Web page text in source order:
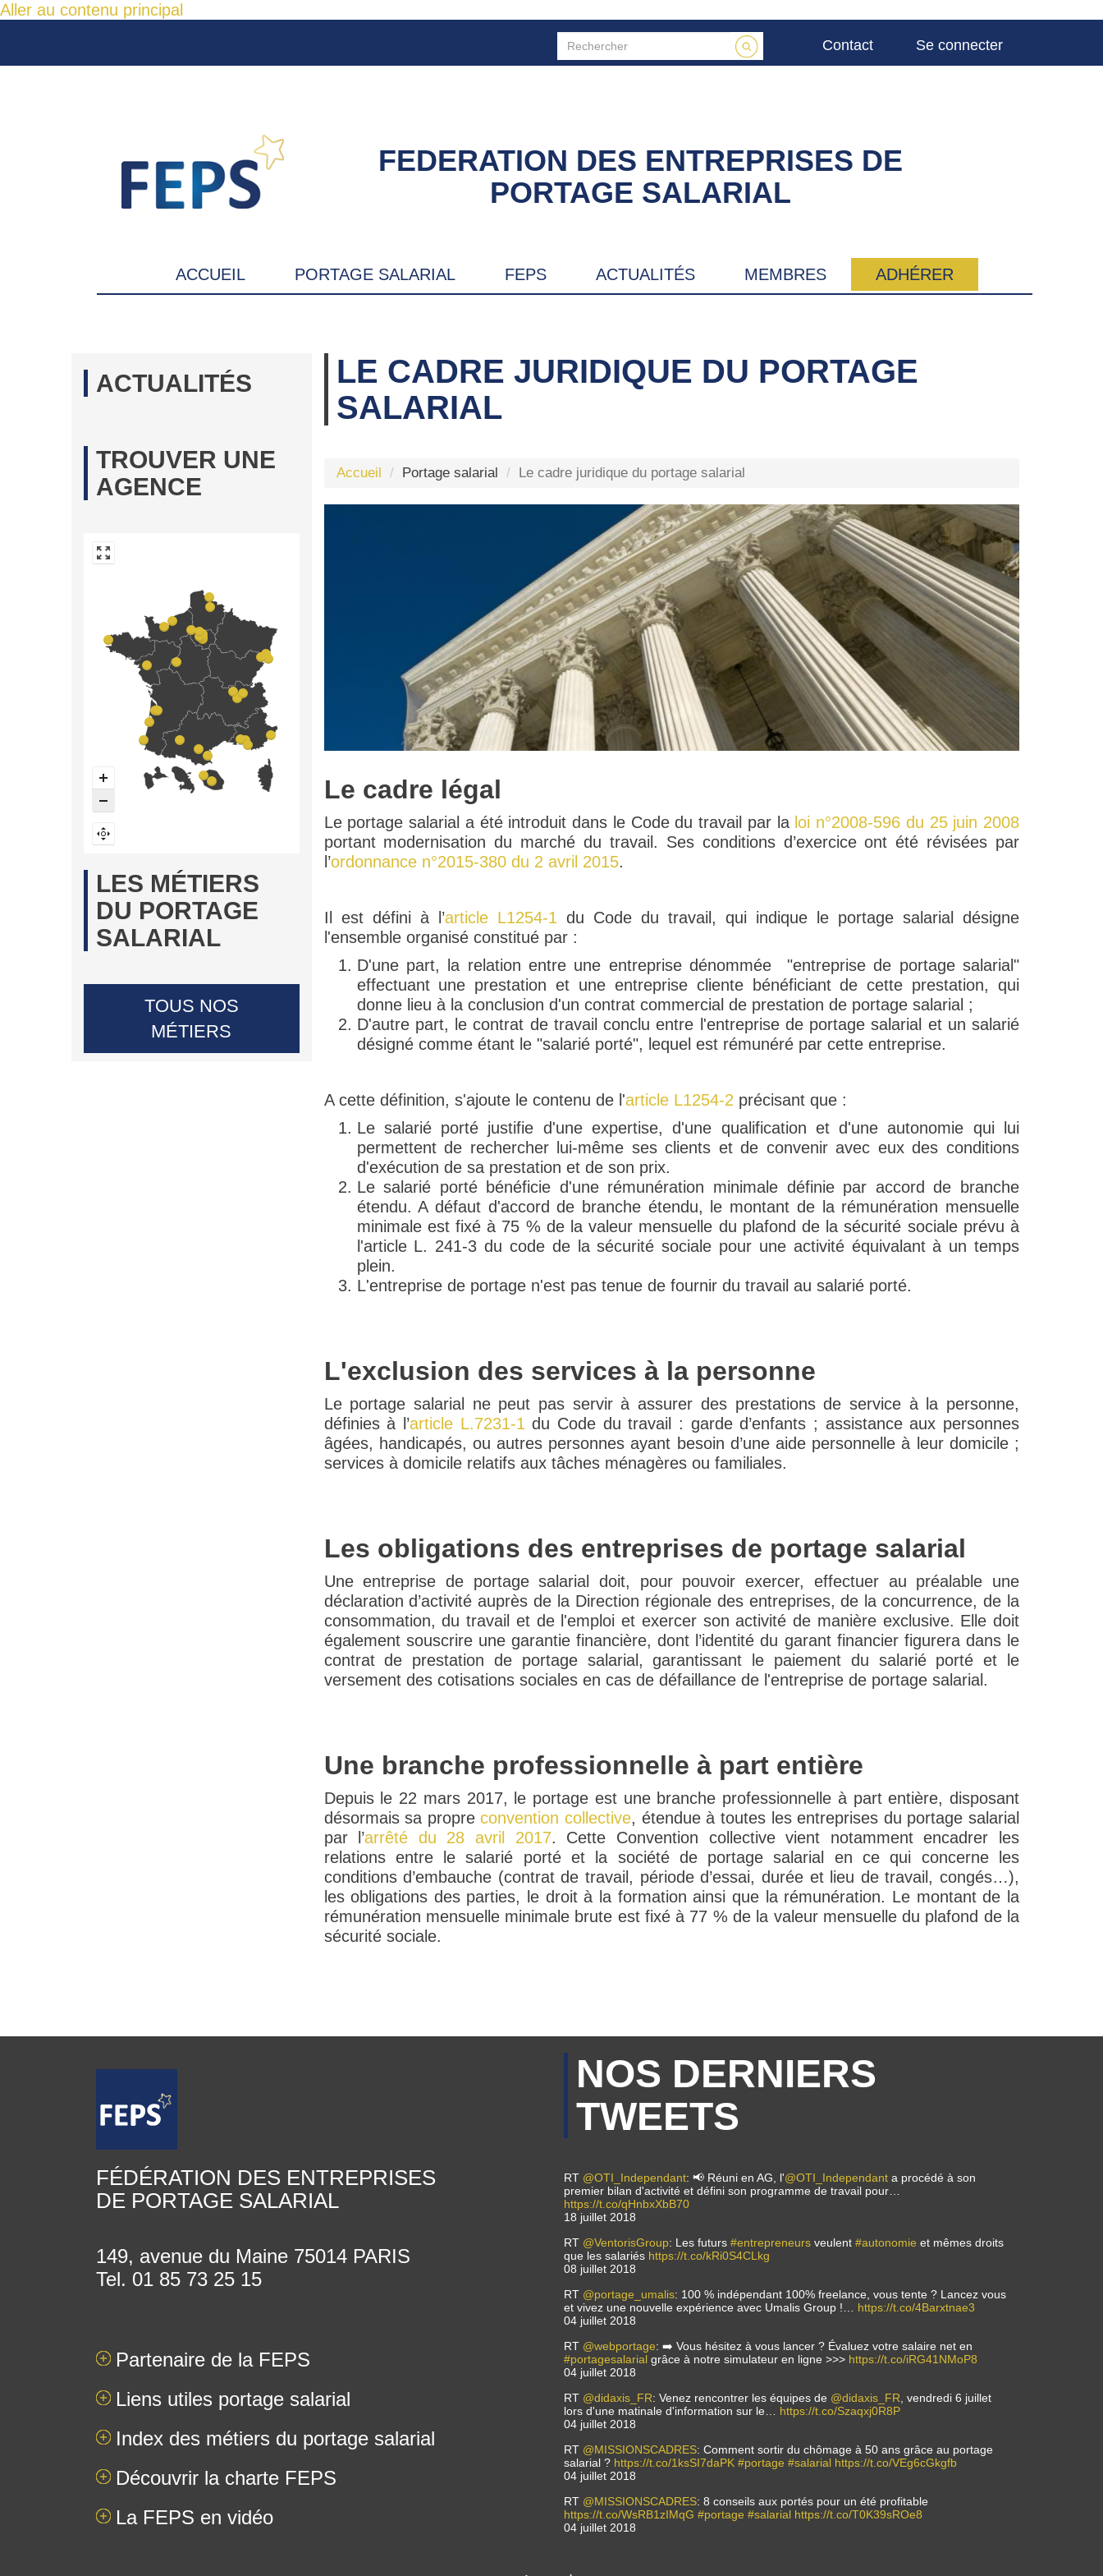
Aller au contenu principal
Contact Se connecter
FEDERATION DES ENTREPRISES DE
PORTAGE SALARIAL
ACCUEIL PORTAGE SALARIAL FEPS ACTUALITÉS MEMBRES ADHÉRER
LE CADRE JURIDIQUE DU PORTAGE
SALARIAL
Accueil Portage salarial Le cadre juridique du portage salarial
Le cadre légal
Le portage salarial a été introduit dans le Code du travail par la loi n°2008-596 du 25 juin 2008
portant modernisation du marché du travail. Ses conditions d’exercice ont été révisées par
l’ordonnance n°2015-380 du 2 avril 2015.
Il est défini à l’article L1254-1 du Code du travail, qui indique le portage salarial désigne
l'ensemble organisé constitué par :
D'une part, la relation entre une entreprise dénommée "entreprise de portage salarial"
effectuant une prestation et une entreprise cliente bénéficiant de cette prestation, qui
donne lieu à la conclusion d'un contrat commercial de prestation de portage salarial ;
D'autre part, le contrat de travail conclu entre l'entreprise de portage salarial et un salarié
désigné comme étant le "salarié porté", lequel est rémunéré par cette entreprise.
A cette définition, s'ajoute le contenu de l'article L1254-2 précisant que :
Le salarié porté justifie d'une expertise, d'une qualification et d'une autonomie qui lui
permettent de rechercher lui-même ses clients et de convenir avec eux des conditions
d'exécution de sa prestation et de son prix.
Le salarié porté bénéficie d'une rémunération minimale définie par accord de branche
étendu. A défaut d'accord de branche étendu, le montant de la rémunération mensuelle
minimale est fixé à 75 % de la valeur mensuelle du plafond de la sécurité sociale prévu à
l'article L. 241-3 du code de la sécurité sociale pour une activité équivalant à un temps
plein.
L'entreprise de portage n'est pas tenue de fournir du travail au salarié porté.
L'exclusion des services à la personne
Le portage salarial ne peut pas servir à assurer des prestations de service à la personne,
définies à l’article L.7231-1 du Code du travail : garde d’enfants ; assistance aux personnes
âgées, handicapés, ou autres personnes ayant besoin d’une aide personnelle à leur domicile ;
services à domicile relatifs aux tâches ménagères ou familiales.
Les obligations des entreprises de portage salarial
Une entreprise de portage salarial doit, pour pouvoir exercer, effectuer au préalable une
déclaration d’activité auprès de la Direction régionale des entreprises, de la concurrence, de la
consommation, du travail et de l'emploi et exercer son activité de manière exclusive. Elle doit
également souscrire une garantie financière, dont l’identité du garant financier figurera dans le
contrat de prestation de portage salarial, garantissant le paiement du salarié porté et le
versement des cotisations sociales en cas de défaillance de l'entreprise de portage salarial.
Une branche professionnelle à part entière
Depuis le 22 mars 2017, le portage est une branche professionnelle à part entière, disposant
désormais sa propreconvention collective, étendue à toutes les entreprises du portage salarial
par l’arrêté du 28 avril 2017. Cette Convention collective vient notamment encadrer les
relations entre le salarié porté et la société de portage salarial en ce qui concerne les
conditions d’embauche (contrat de travail, période d’essai, durée et lieu de travail, congés…),
les obligations des parties, le droit à la formation ainsi que la rémunération. Le montant de la
rémunération mensuelle minimale brute est fixé à 77 % de la valeur mensuelle du plafond de la
sécurité sociale.
ACTUALITÉS
TROUVER UNE
AGENCE
LES MÉTIERS
DU PORTAGE
SALARIAL
TOUS NOS
MÉTIERS
FÉDÉRATION DES ENTREPRISES
DE PORTAGE SALARIAL
149, avenue du Maine 75014 PARIS
Tel. 01 85 73 25 15
Partenaire de la FEPS
Liens utiles portage salarial
Index des métiers du portage salarial
Découvrir la charte FEPS
La FEPS en vidéo
NOS DERNIERS
TWEETS
RT @OTI_Independant: 📢 Réuni en AG, l'@OTI_Independant a procédé à son
premier bilan d'activité et défini son programme de travail pour…
https://t.co/qHnbxXbB70
18 juillet 2018
RT @VentorisGroup: Les futurs #entrepreneurs veulent #autonomie et mêmes droits
que les salariés https://t.co/kRi0S4CLkg
08 juillet 2018
RT @portage_umalis: 100 % indépendant 100% freelance, vous tente ? Lancez vous
et vivez une nouvelle expérience avec Umalis Group !… https://t.co/4Barxtnae3
04 juillet 2018
RT @webportage: ➡️ Vous hésitez à vous lancer ? Évaluez votre salaire net en
#portagesalarial grâce à notre simulateur en ligne >>> https://t.co/iRG41NMoP8
04 juillet 2018
RT @didaxis_FR: Venez rencontrer les équipes de @didaxis_FR , vendredi 6 juillet
lors d'une matinale d'information sur le… https://t.co/Szaqxj0R8P
04 juillet 2018
RT @MISSIONSCADRES: Comment sortir du chômage à 50 ans grâce au portage
salarial ? https://t.co/1ksSI7daPK #portage #salarial https://t.co/VEg6cGkgfb
04 juillet 2018
RT @MISSIONSCADRES: 8 conseils aux portés pour un été profitable
https://t.co/WsRB1zIMqG #portage #salarial https://t.co/T0K39sROe8
04 juillet 2018